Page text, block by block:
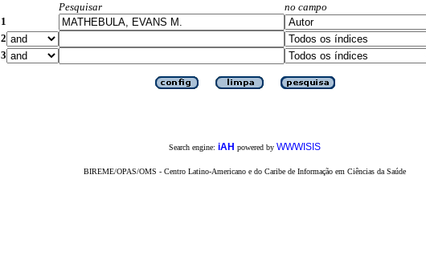
Pesquisar
no campo
1
2
3
Search engine: iAH powered by WWWISIS
BIREME/OPAS/OMS - Centro Latino-Americano e do Caribe de Informação em Ciências da Saúde